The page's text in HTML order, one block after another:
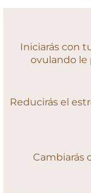
Iniciarás con
ovulando le
Reducirás el
Cambiarás